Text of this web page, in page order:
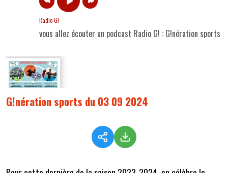
Radio G!
vous allez écouter un podcast Radio G! : G!nération sports
G!nération sports du 03 09 2024